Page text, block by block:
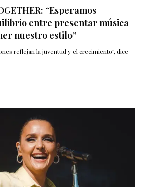
“Esperamos
entre presentar música
nuestro estilo”
reflejan la juventud y el crecimiento”, dice